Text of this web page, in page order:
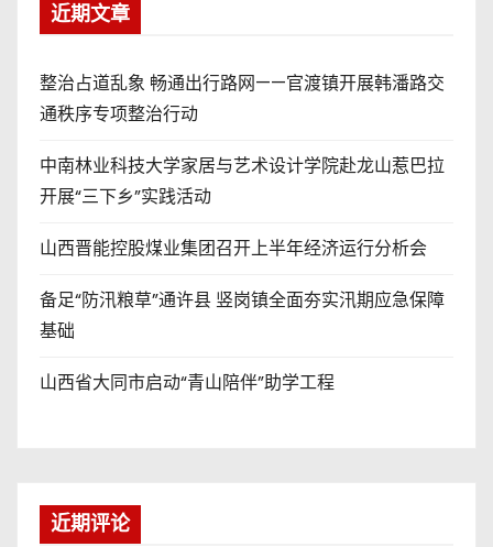
近期文章
整治占道乱象 畅通出行路网——官渡镇开展韩潘路交
通秩序专项整治行动
中南林业科技大学家居与艺术设计学院赴龙山惹巴拉
开展“三下乡”实践活动
山西晋能控股煤业集团召开上半年经济运行分析会
备足“防汛粮草”通许县 竖岗镇全面夯实汛期应急保障
基础
山西省大同市启动“青山陪伴”助学工程
近期评论